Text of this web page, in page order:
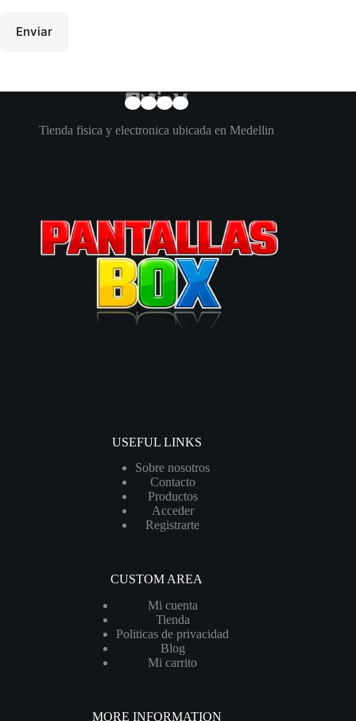
Enviar
Tienda fisica y electronica ubicada en Medellin
USEFUL LINKS
Sobre nosotros
Contacto
Productos
Acceder
Registrarte
CUSTOM AREA
Mi cuenta
Tienda
Politicas de privacidad
Blog
Mi carrito
MORE INFORMATION